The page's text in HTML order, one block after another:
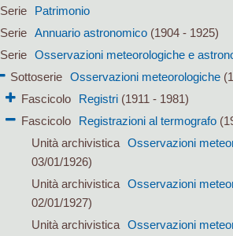
Serie
Patrimonio
Serie Annuario astronomico(1904 - 1925)
Serie Osservazioni meteorologiche e
Sottoserie
Osservazioni meteorologiche
Fascicolo
Registri(1911 - 1981)
Fascicolo
Registrazioni al termografo
Unità archivistica Osservazioni
03/01/1926)
Unità archivistica Osservazioni
02/01/1927)
Unità archivistica Osservazioni